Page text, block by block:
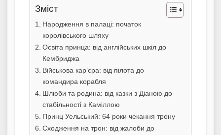
Зміст
Народження в палаці: початок
королівського шляху
Освіта принца: від англійських шкіл до
Кембриджа
Військова кар’єра: від пілота до
командира корабля
Шлюби та родина: від казки з Діаною до
стабільності з Каміллою
Принц Уельський: 64 роки чекання трону
Сходження на трон: від жалоби до